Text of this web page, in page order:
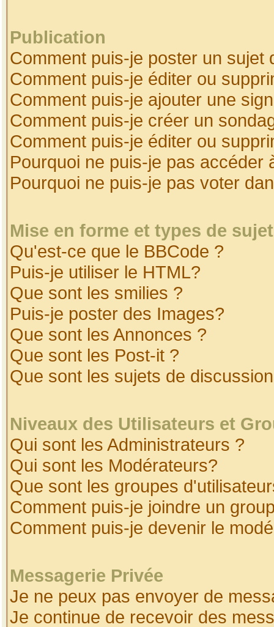
Publication
Comment puis-je poster un sujet
Comment puis-je éditer ou
Comment puis-je ajouter une
Comment puis-je créer un
Comment puis-je éditer ou
Pourquoi ne puis-je pas accéder
Pourquoi ne puis-je pas voter
Mise en forme et types de
Qu'est-ce que le BBCode ?
Puis-je utiliser le HTML?
Que sont les smilies ?
Puis-je poster des Images?
Que sont les Annonces ?
Que sont les Post-it ?
Que sont les sujets de
Niveaux des Utilisateurs et
Qui sont les Administrateurs ?
Qui sont les Modérateurs?
Que sont les groupes
Comment puis-je joindre un
Comment puis-je devenir le
Messagerie Privée
Je ne peux pas envoyer de
Je continue de recevoir des